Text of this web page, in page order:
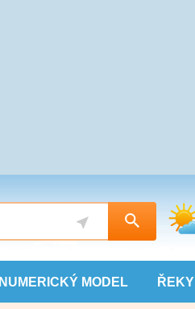
NUMERICKÝ MODEL ŘEKY